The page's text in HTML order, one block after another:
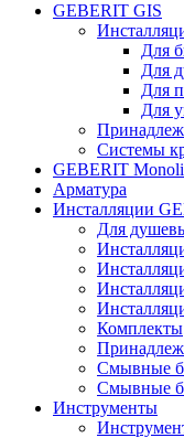
GEBERIT GIS
Для
Для
Для
Для
Системы
GEBERIT
Арматура
Инсталляции
Для
Комплекты
Смывные
Смывные
Инструменты